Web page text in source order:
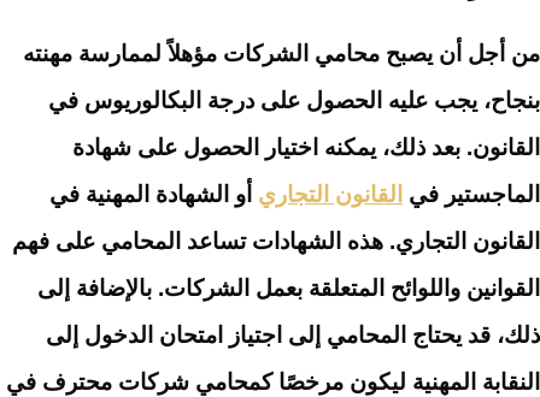
من أجل أن يصبح محامي الشركات مؤهلاً لممارسة مهنته
بنجاح، يجب عليه الحصول على درجة البكالوريوس في
القانون. بعد ذلك، يمكنه اختيار الحصول على شهادة
الماجستير في القانون التجاري أو الشهادة المهنية في
القانون التجاري. هذه الشهادات تساعد المحامي على فهم
القوانين واللوائح المتعلقة بعمل الشركات. بالإضافة إلى
ذلك، قد يحتاج المحامي إلى اجتياز امتحان الدخول إلى
النقابة المهنية ليكون مرخصًا كمحامي شركات محترف في